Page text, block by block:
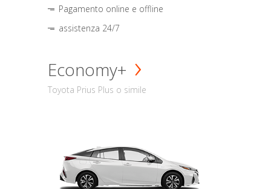
Pagamento online e offline
assistenza 24/7
Economy+
Toyota Prius Plus o simile